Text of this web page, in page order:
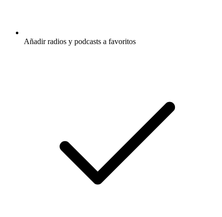
Añadir radios y podcasts a favoritos